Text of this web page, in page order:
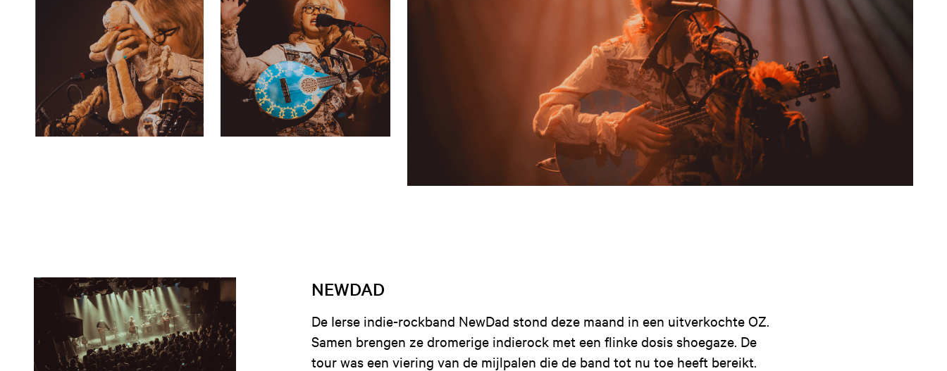
NEWDAD
De Ierse indie-rockband NewDad stond deze maand in een uitverkochte OZ.
Samen brengen ze dromerige indierock met een flinke dosis shoegaze. De
tour was een viering van de mijlpalen die de band tot nu toe heeft bereikt.